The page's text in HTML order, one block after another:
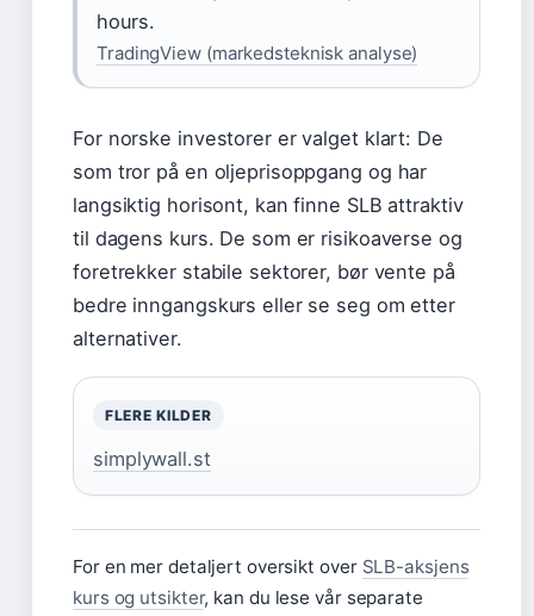
hours.
TradingView (markedsteknisk analyse)
For norske investorer er valget klart: De
som tror på en oljeprisoppgang og har
langsiktig horisont, kan finne SLB attraktiv
til dagens kurs. De som er risikoaverse og
foretrekker stabile sektorer, bør vente på
bedre inngangskurs eller se seg om etter
alternativer.
FLERE KILDER
simplywall.st
For en mer detaljert oversikt over SLB-aksjens
kurs og utsikter, kan du lese vår separate